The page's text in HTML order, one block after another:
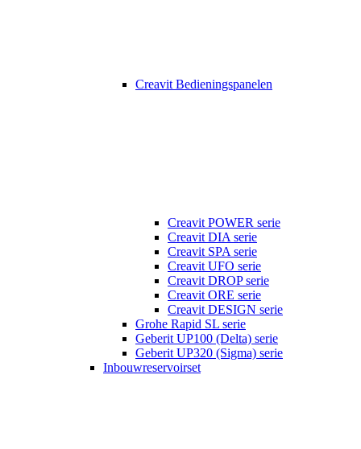
Creavit Bedieningspanelen
Creavit POWER serie
Creavit DIA serie
Creavit SPA serie
Creavit UFO serie
Creavit DROP serie
Creavit ORE serie
Creavit DESIGN serie
Grohe Rapid SL serie
Geberit UP100 (Delta) serie
Geberit UP320 (Sigma) serie
Inbouwreservoirset